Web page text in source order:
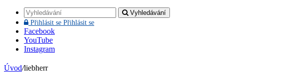
Vyhledávání
Přihlásit se Přihlásit se
Facebook
YouTube
Instagram
Úvod/liebherr